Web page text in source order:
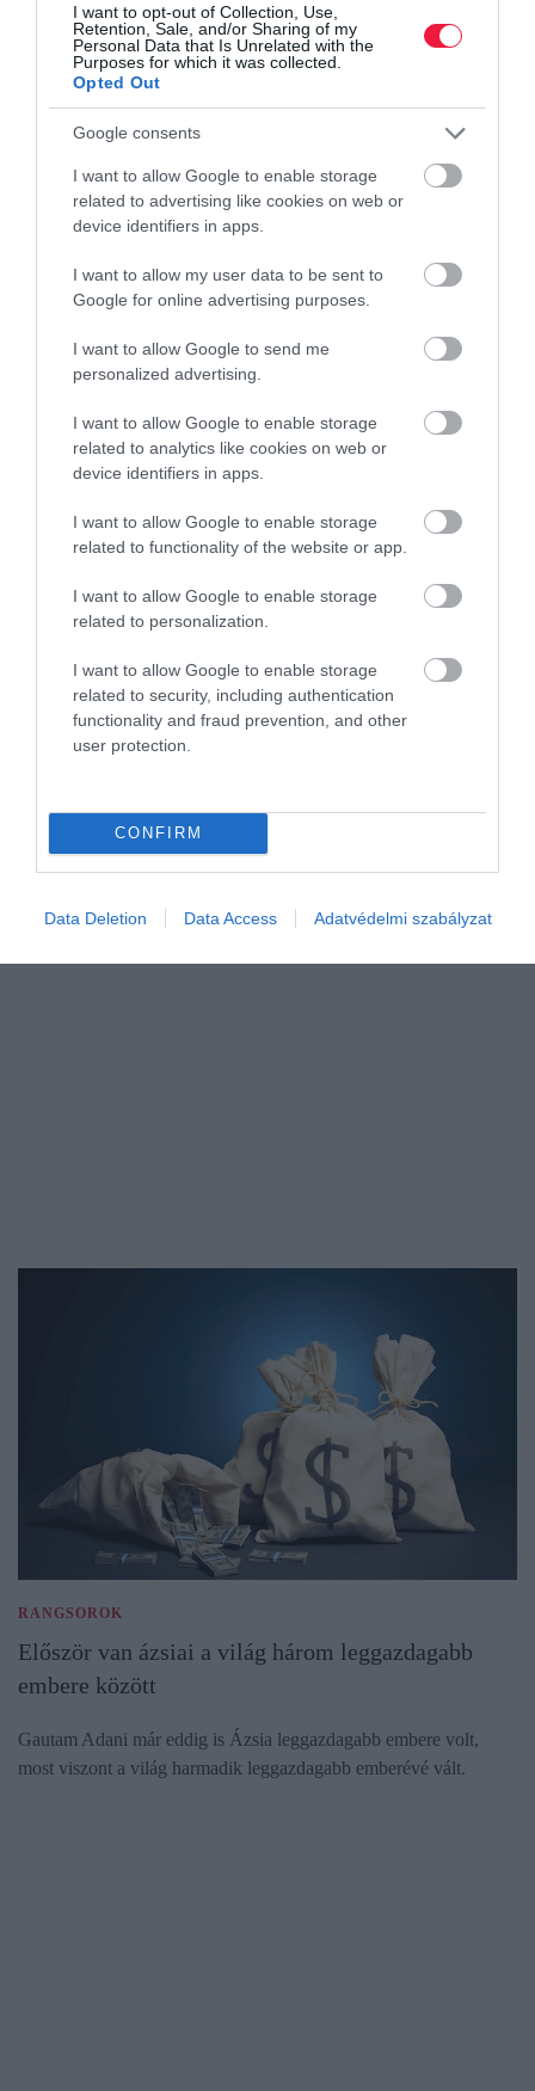
I want to opt-out of Collection, Use,
Retention, Sale, and/or Sharing of my
Personal Data that Is Unrelated with the
Purposes for which it was collected.
Opted Out
Google consents
I want to allow Google to enable storage
related to advertising like cookies on web or
device identifiers in apps.
I want to allow my user data to be sent to
Google for online advertising purposes.
I want to allow Google to send me
personalized advertising.
I want to allow Google to enable storage
related to analytics like cookies on web or
device identifiers in apps.
I want to allow Google to enable storage
related to functionality of the website or app.
I want to allow Google to enable storage
related to personalization.
I want to allow Google to enable storage
related to security, including authentication
functionality and fraud prevention, and other
user protection.
CONFIRM
Data Deletion Data Access Adatvédelmi szabályzat
hogy ha gazdasági válság fenyeget, jobb a fiskális óvatosság és a
higgadt válságkezelés.
Fordulat: Ázsia egyre kevesebb orosz olajat vesz
RANGSOROK
Először van ázsiai a világ három leggazdagabb
embere között
Gautam Adani már eddig is Ázsia leggazdagabb embere volt,
most viszont a világ harmadik leggazdagabb emberévé vált.